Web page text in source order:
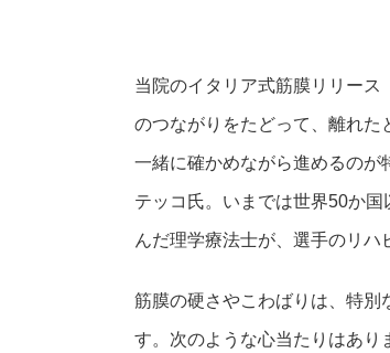
当院のイタリア式筋膜リリー
のつながりをたどって、離れた
一緒に確かめながら進めるのが
テッコ氏。いまでは世界50か
んだ理学療法士が、選手のリハ
筋膜の硬さやこわばりは、特別
す。次のような心当たりはあり